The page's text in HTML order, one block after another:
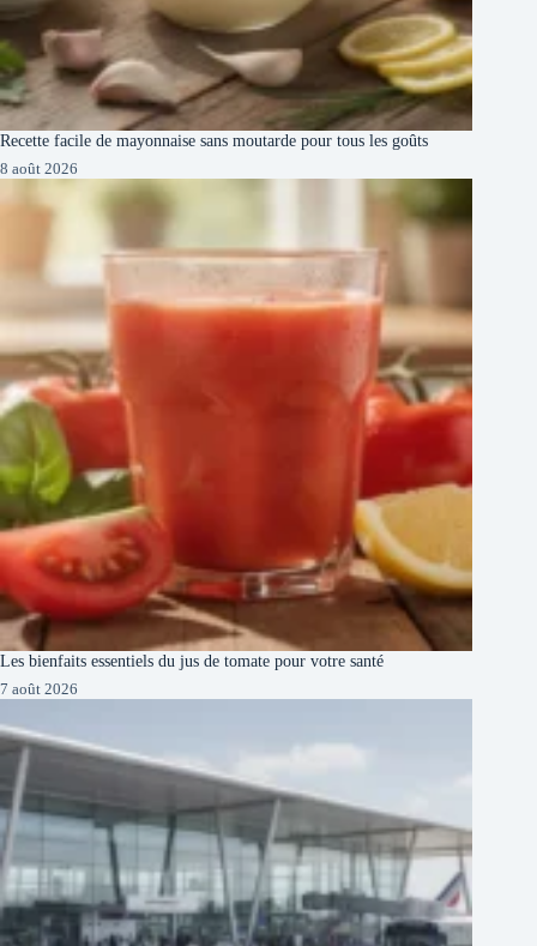
Recette facile de mayonnaise sans moutarde pour tous les goûts
8 août 2026
Les bienfaits essentiels du jus de tomate pour votre santé
7 août 2026